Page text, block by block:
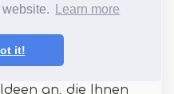
Learn more
it!
nützliche Ideen für
an, die Ihnen